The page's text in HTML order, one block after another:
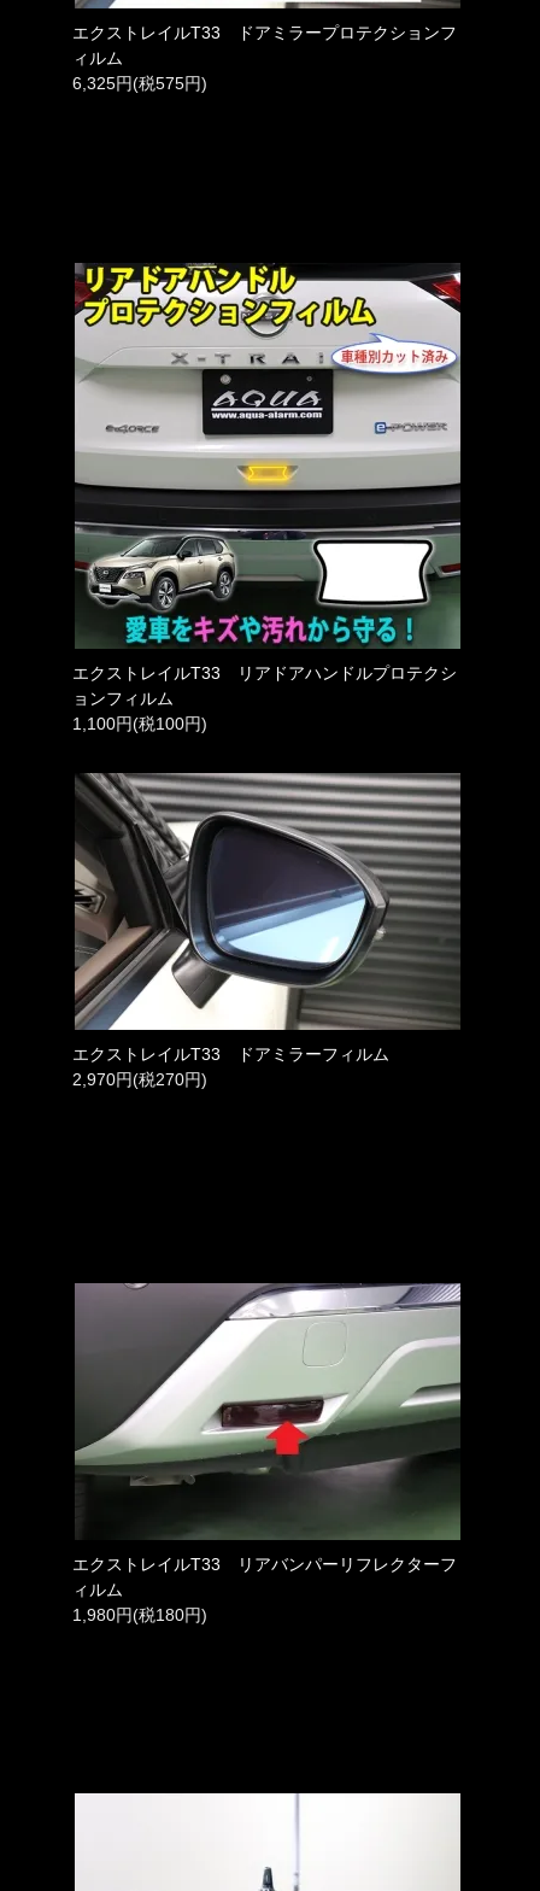
エクストレイルT33 ドアミラープロテクションフ
ィルム
6,325円(税575円)
エクストレイルT33 リアドアハンドルプロテクシ
ョンフィルム
1,100円(税100円)
エクストレイルT33 ドアミラーフィルム
2,970円(税270円)
エクストレイルT33 リアバンパーリフレクターフ
ィルム
1,980円(税180円)